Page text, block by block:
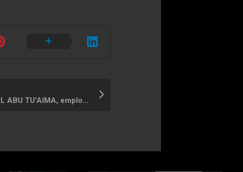
RAMI RASMI FADEL ABU TU’AIMA, employé municipal